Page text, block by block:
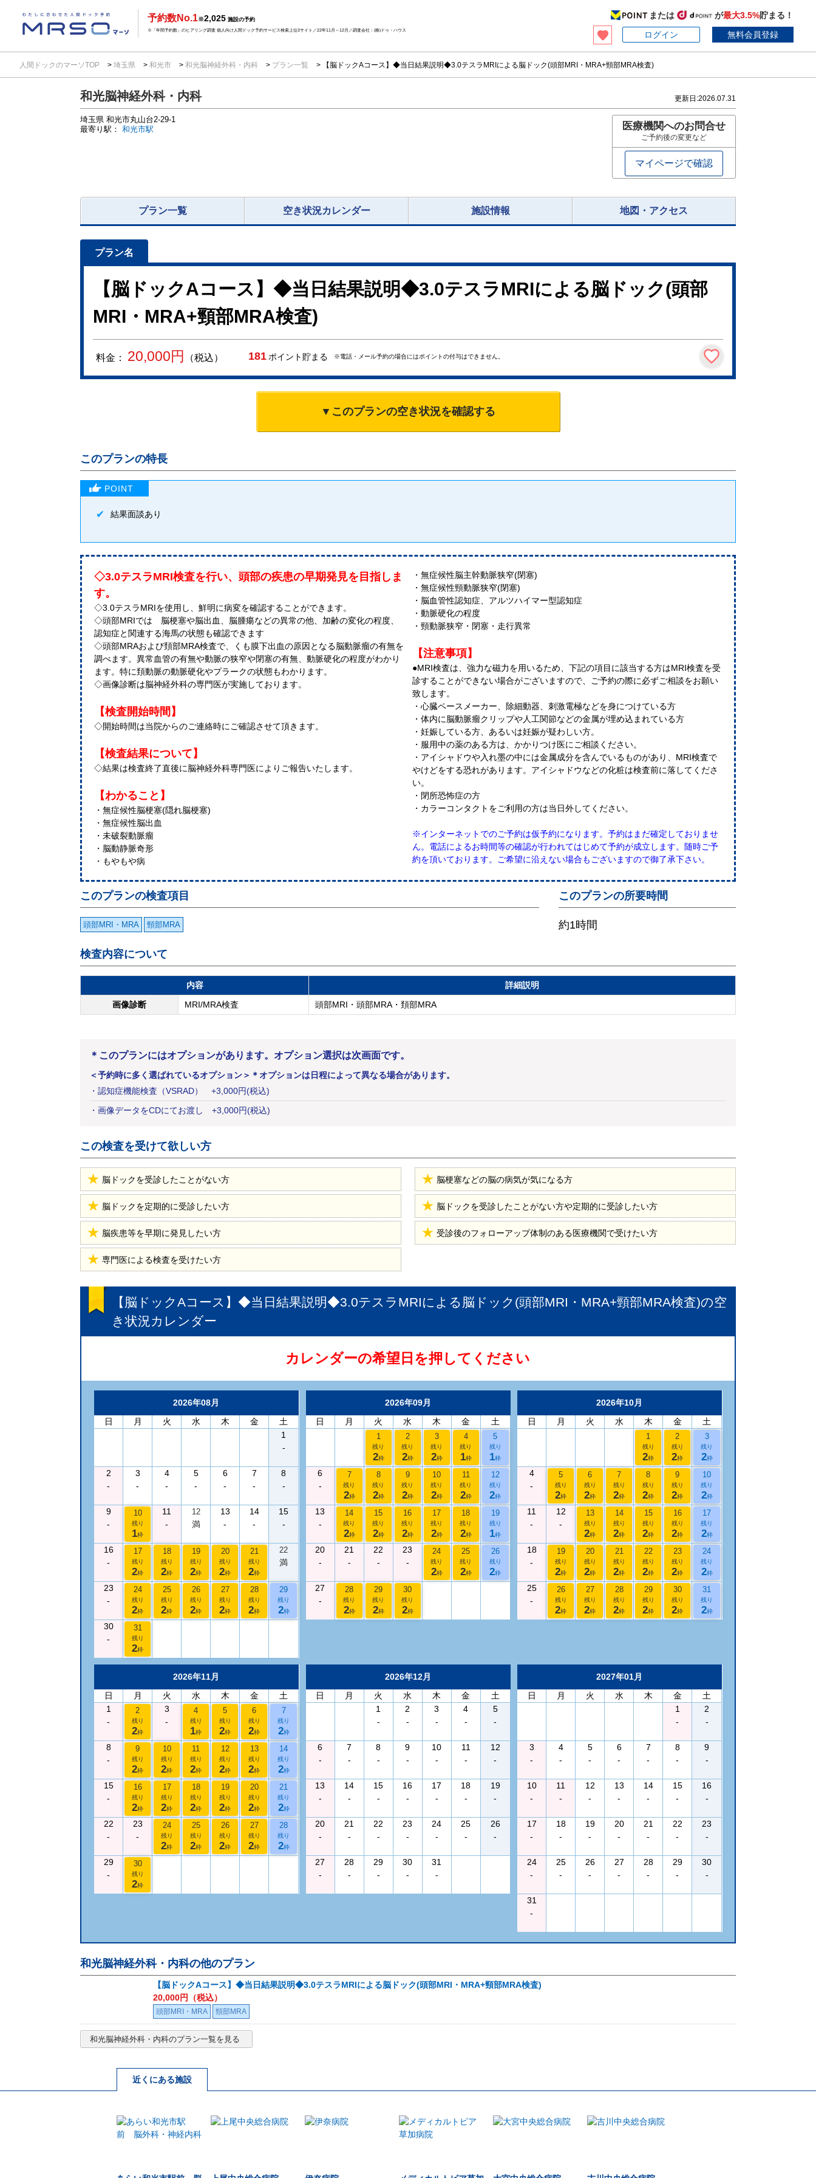
予約数No.1※2,025 施設の予約
※「年間予約数」のヒアリング調査 個人向け人間ドック予約サービス検索上位3サイト／22年11月～12月／調査会社：(株)ドゥ・ハウス
または が最大3.5%貯まる！
ログイン
無料会員登録
人間ドックのマーソTOP 埼玉県 和光市 和光脳神経外科・内科 プラン一覧 【脳ドックAコース】◆当日結果説明◆3.0テスラMRIによる脳ドック(頭部MRI・MRA+頸部MRA検査)
和光脳神経外科・内科 更新日:2026.07.31
埼玉県 和光市丸山台2-29-1
最寄り駅： 和光市駅 医療機関へのお問合せ
ご予約後の変更など
マイページで確認
プラン一覧 空き状況カレンダー 施設情報 地図・アクセス
【脳ドックAコース】◆当日結果説明◆3.0テスラMRIによる脳ドック(頭部
MRI・MRA+頸部MRA検査)
料金： 20,000円 （税込） 181 ポイント貯まる ※電話・メール予約の場合にはポイントの付与はできません。
▼このプランの空き状況を確認する
このプランの特長
結果面談あり
◇3.0テスラMRI検査を行い、頭部の疾患の早期発見を目指しま
す。
◇3.0テスラMRIを使用し、鮮明に病変を確認することができます。
◇頭部MRIでは 脳梗塞や脳出血、脳腫瘍などの異常の他、加齢の変化の程度、
認知症と関連する海馬の状態も確認できます
◇頭部MRAおよび頚部MRA検査で、くも膜下出血の原因となる脳動脈瘤の有無を
調べます。異常血管の有無や動脈の狭窄や閉塞の有無、動脈硬化の程度がわかり
ます。特に頚動脈の動脈硬化やプラークの状態もわかります。
◇画像診断は脳神経外科の専門医が実施しております。
【検査開始時間】
◇開始時間は当院からのご連絡時にご確認させて頂きます。
【検査結果について】
◇結果は検査終了直後に脳神経外科専門医によりご報告いたします。
【わかること】
・無症候性脳梗塞(隠れ脳梗塞)
・無症候性脳出血
・未破裂動脈瘤
・脳動静脈奇形
・もやもや病
・無症候性脳主幹動脈狭窄(閉塞)
・無症候性頸動脈狭窄(閉塞)
・脳血管性認知症、アルツハイマー型認知症
・動脈硬化の程度
・頸動脈狭窄・閉塞・走行異常
【注意事項】
●MRI検査は、強力な磁力を用いるため、下記の項目に該当する方はMRI検査を受
診することができない場合がございますので、ご予約の際に必ずご相談をお願い
致します。
・心臓ペースメーカー、除細動器、刺激電極などを身につけている方
・体内に脳動脈瘤クリップや人工関節などの金属が埋め込まれている方
・妊娠している方、あるいは妊娠が疑わしい方。
・服用中の薬のある方は、かかりつけ医にご相談ください。
・アイシャドウや入れ墨の中には金属成分を含んでいるものがあり、MRI検査で
やけどをする恐れがあります。アイシャドウなどの化粧は検査前に落してくださ
い。
・閉所恐怖症の方
・カラーコンタクトをご利用の方は当日外してください。
※インターネットでのご予約は仮予約になります。予約はまだ確定しておりませ
ん。電話によるお時間等の確認が行われてはじめて予約が成立します。随時ご予
約を頂いております。ご希望に沿えない場合もございますので御了承下さい。
このプランの所要時間
約1時間
このプランの検査項目
頭部MRI・MRA 頸部MRA
検査内容について
内容
詳細説明
画像診断
MRI/MRA検査 頭部MRI・頭部MRA・頚部MRA
＊このプランにはオプションがあります。オプション選択は次画面です。
＜予約時に多く選ばれているオプション＞ ＊オプションは日程によって異なる場合があります。
・ 認知症機能検査（VSRAD） +3,000円(税込)
・ 画像データをCDにてお渡し +3,000円(税込)
この検査を受けて欲しい方
脳ドックを受診したことがない方 脳梗塞などの脳の病気が気になる方
脳ドックを定期的に受診したい方 脳ドックを受診したことがない方や定期的に受診したい方
脳疾患等を早期に発見したい方 受診後のフォローアップ体制のある医療機関で受けたい方
専門医による検査を受けたい方
【脳ドックAコース】◆当日結果説明◆3.0テスラMRIによる脳ドック(頭部MRI・MRA+頸部MRA検査)の空
き状況カレンダー
カレンダーの希望日を押してください
2026年08月
日
月 火 水 木 金
土
1
-
2
-
3
-
4
-
5
-
6
-
7
-
8
-
9
-
10
残り
1枠
11
-
12
満
13
-
14
-
15
-
16
-
17
残り
2枠
18
残り
2枠
19
残り
2枠
20
残り
2枠
21
残り
2枠
22
満
23
-
24
残り
2枠
25
残り
2枠
26
残り
2枠
27
残り
2枠
28
残り
2枠
29
残り
2枠
30
-
31
残り
2枠
2026年09月
日
月 火 水 木 金 土
1
残り
2枠
2
残り
2枠
3
残り
2枠
4
残り
1枠
5
残り
1枠
6
-
7
残り
2枠
8
残り
2枠
9
残り
2枠
10
残り
2枠
11
残り
2枠
12
残り
2枠
13
-
14
残り
2枠
15
残り
2枠
16
残り
2枠
17
残り
2枠
18
残り
2枠
19
残り
1枠
20
-
21
-
22
-
23
-
24
残り
2枠
25
残り
2枠
26
残り
2枠
27
-
28
残り
2枠
29
残り
2枠
30
残り
2枠
2026年10月
日
月 火 水 木 金 土
1
残り
2枠
2
残り
2枠
3
残り
2枠
4
-
5
残り
2枠
6
残り
2枠
7
残り
2枠
8
残り
2枠
9
残り
2枠
10
残り
2枠
11
-
12
-
13
残り
2枠
14
残り
2枠
15
残り
2枠
16
残り
2枠
17
残り
2枠
18
-
19
残り
2枠
20
残り
2枠
21
残り
2枠
22
残り
2枠
23
残り
2枠
24
残り
2枠
25
-
26
残り
2枠
27
残り
2枠
28
残り
2枠
29
残り
2枠
30
残り
2枠
31
残り
2枠
2026年11月
日
月 火 水 木 金
土
1
-
2
残り
2枠
3
-
4
残り
1枠
5
残り
2枠
6
残り
2枠
7
残り
2枠
8
-
9
残り
2枠
10
残り
2枠
11
残り
2枠
12
残り
2枠
13
残り
2枠
14
残り
2枠
15
-
16
残り
2枠
17
残り
2枠
18
残り
2枠
19
残り
2枠
20
残り
2枠
21
残り
2枠
22
-
23
-
24
残り
2枠
25
残り
2枠
26
残り
2枠
27
残り
2枠
28
残り
2枠
29
-
30
残り
2枠
2026年12月
日
月 火 水 木 金
土
1
-
2
-
3
-
4
-
5
-
6
-
7
-
8
-
9
-
10
-
11
-
12
-
13
-
14
-
15
-
16
-
17
-
18
-
19
-
20
-
21
-
22
-
23
-
24
-
25
-
26
-
27
-
28
-
29
-
30
-
31
-
2027年01月
日
月 火 水 木 金
土
1
-
2
-
3
-
4
-
5
-
6
-
7
-
8
-
9
-
10
-
11
-
12
-
13
-
14
-
15
-
16
-
17
-
18
-
19
-
20
-
21
-
22
-
23
-
24
-
25
-
26
-
27
-
28
-
29
-
30
-
31
-
和光脳神経外科・内科の他のプラン
【脳ドックAコース】◆当日結果説明◆3.0テスラMRIによる脳ドック(頭部MRI・MRA+頸部MRA検査)
20,000円（税込）
頭部MRI・MRA 頸部MRA
和光脳神経外科・内科のプラン一覧を見る
近くにある施設